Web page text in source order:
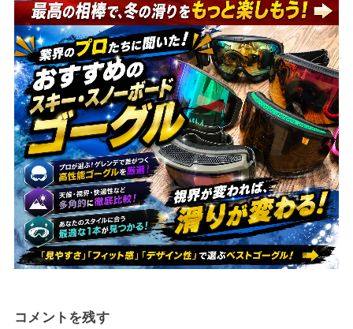
コメントを残す